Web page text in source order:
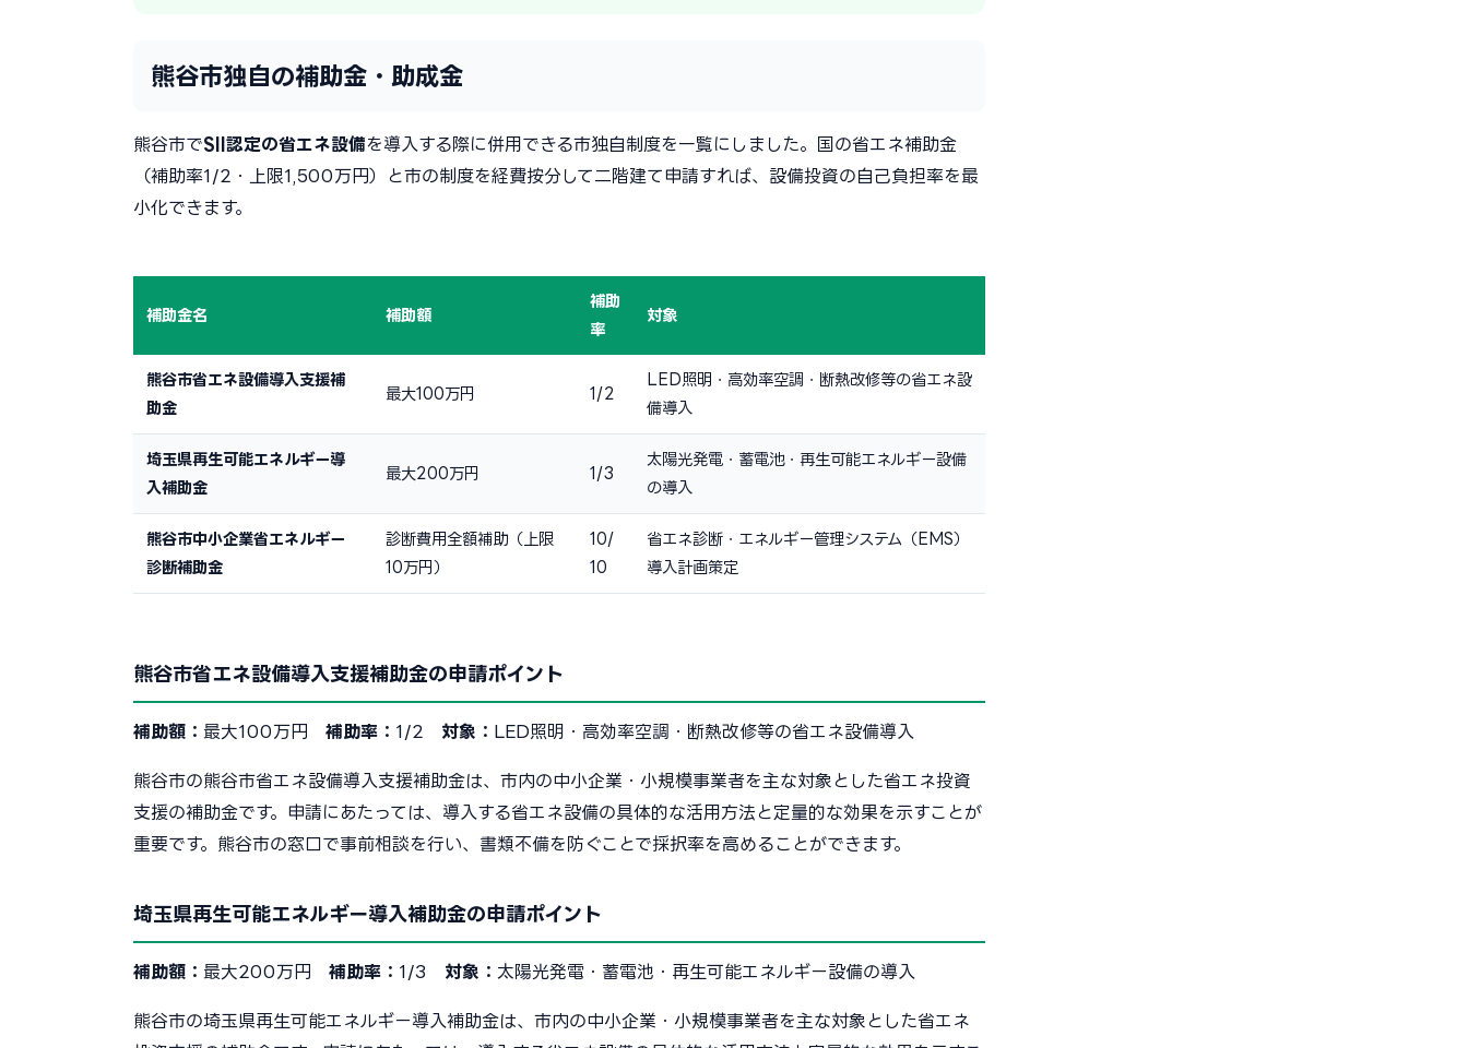
熊谷市独自の補助金・助成金
熊谷市でSII認定の省エネ設備を導入する際に併用できる市独自制度を一覧にしました。国の省エネ補助金
（補助率1/2・上限1,500万円）と市の制度を経費按分して二階建て申請すれば、設備投資の自己負担率を最
小化できます。
補助金名 補助額
補助
率
対象
熊谷市省エネ設備導入支援補
助金
最大100万円 1/2
LED照明・高効率空調・断熱改修等の省エネ設
備導入
埼玉県再生可能エネルギー導
入補助金
最大200万円 1/3
太陽光発電・蓄電池・再生可能エネルギー設備
の導入
熊谷市中小企業省エネルギー
診断補助金
診断費用全額補助（上限
10万円）
10/
10
省エネ診断・エネルギー管理システム（EMS）
導入計画策定
熊谷市省エネ設備導入支援補助金の申請ポイント
補助額： 最大100万円 補助率： 1/2 対象： LED照明・高効率空調・断熱改修等の省エネ設備導入
熊谷市の熊谷市省エネ設備導入支援補助金は、市内の中小企業・小規模事業者を主な対象とした省エネ投資
支援の補助金です。申請にあたっては、導入する省エネ設備の具体的な活用方法と定量的な効果を示すことが
重要です。熊谷市の窓口で事前相談を行い、書類不備を防ぐことで採択率を高めることができます。
埼玉県再生可能エネルギー導入補助金の申請ポイント
補助額： 最大200万円 補助率： 1/3 対象： 太陽光発電・蓄電池・再生可能エネルギー設備の導入
熊谷市の埼玉県再生可能エネルギー導入補助金は、市内の中小企業・小規模事業者を主な対象とした省エネ